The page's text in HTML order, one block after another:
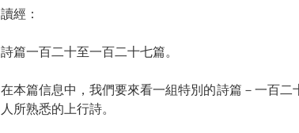
讀經：
詩篇一百二十至一百二十七篇。
在本篇信息中，我們要來看一組特別的詩篇－一百二
人所熟悉的上行詩。